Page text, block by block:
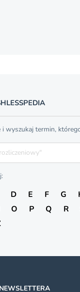
wyszukaj termin,
D E F G
O P Q R